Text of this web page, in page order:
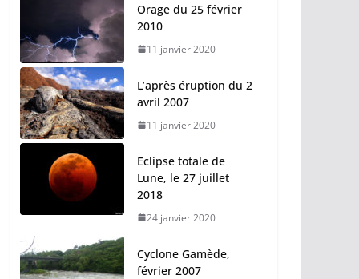
Orage du 25 février
2010
11 janvier 2020
L’après éruption du 2
avril 2007
11 janvier 2020
Eclipse totale de
Lune, le 27 juillet
2018
24 janvier 2020
Cyclone Gamède,
février 2007